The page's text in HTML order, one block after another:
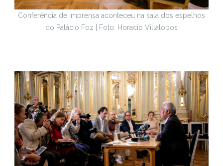
Conferência de imprensa aconteceu na sala dos espelhos
do Palácio Foz | Foto: Horacio Villalobos